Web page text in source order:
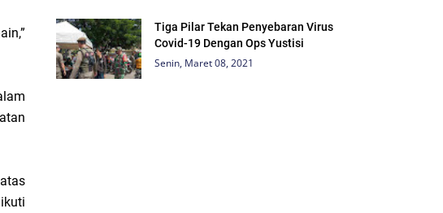
Tiga Pilar Tekan Penyebaran Virus
Covid-19 Dengan Ops Yustisi
Senin, Maret 08, 2021